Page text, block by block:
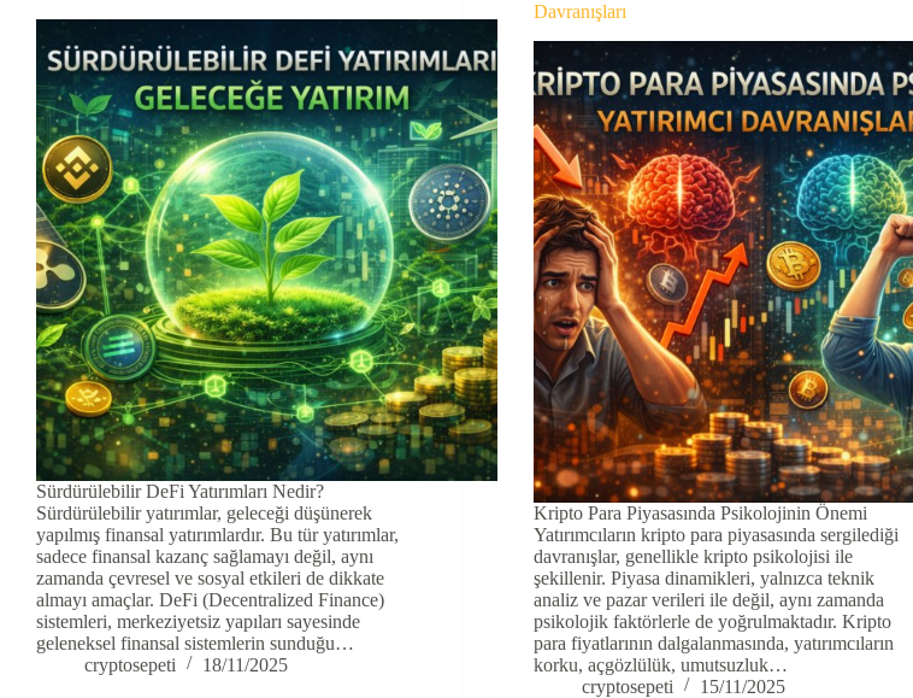
Sürdürülebilir DeFi Yatırımları Nedir?
Sürdürülebilir yatırımlar, geleceği düşünerek
yapılmış finansal yatırımlardır. Bu tür yatırımlar,
sadece finansal kazanç sağlamayı değil, aynı
zamanda çevresel ve sosyal etkileri de dikkate
almayı amaçlar. DeFi (Decentralized Finance)
sistemleri, merkeziyetsiz yapıları sayesinde
geleneksel finansal sistemlerin sunduğu…
cryptosepeti
18/11/2025
Davranışları
Kripto Para Piyasasında Psikolojinin Önemi
Yatırımcıların kripto para piyasasında sergilediği
davranışlar, genellikle kripto psikolojisi ile
şekillenir. Piyasa dinamikleri, yalnızca teknik
analiz ve pazar verileri ile değil, aynı zamanda
psikolojik faktörlerle de yoğrulmaktadır. Kripto
para fiyatlarının dalgalanmasında, yatırımcıların
korku, açgözlülük, umutsuzluk…
cryptosepeti
15/11/2025